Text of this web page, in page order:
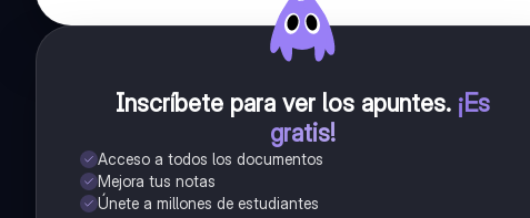
Inscríbete para ver los apuntes. ¡Es
gratis!
Acceso a todos los documentos
Mejora tus notas
Únete a millones de estudiantes